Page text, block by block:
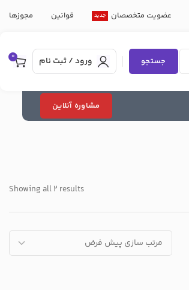
عضویت متخصصان جدید قوانین مجوزها
جستجو ورود / ثبت نام 0
مشاوره آنلاین
Showing all 2 results